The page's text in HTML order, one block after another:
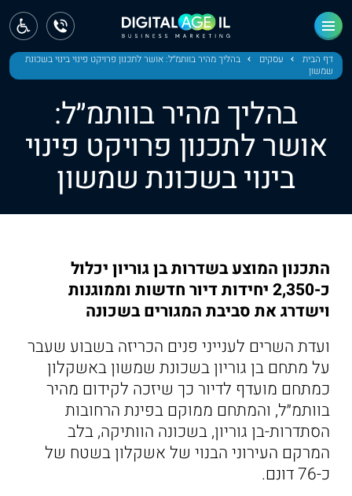
דף הבית עסקים
בהליך מהיר בוותמ״ל: אושר לתכנון פרויקט פינוי בינוי בשכונת
שמשון
בהליך מהיר בוותמ״ל:
אושר לתכנון פרויקט פינוי
בינוי בשכונת שמשון
התכנון המוצע בשדרות בן גוריון יכלול
כ-2,350 יחידות דיור חדשות וממוגנות
וישדרג את סביבת המגורים בשכונה
ועדת השרים לענייני פנים הכריזה בשבוע שעבר
על מתחם בן גוריון בשכונת שמשון באשקלון
כמתחם מועדף לדיור כך שיזכה לקידום מהיר
בוותמ״ל, והמתחם ממוקם בפינת הרחובות
הסתדרות-בן גוריון, בשכונה הוותיקה, בלב
המרקם העירוני הבנוי של אשקלון בשטח של
כ-76 דונם.
ראשי
חדשות
מחוז חיפה
מחוז מרכז
תל אביב